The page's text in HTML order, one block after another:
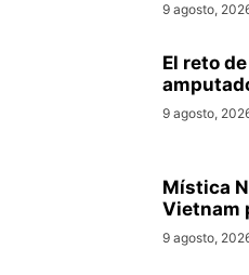
9 agosto,
El reto
9 agosto,
Mística
Vietnam
9 agosto,